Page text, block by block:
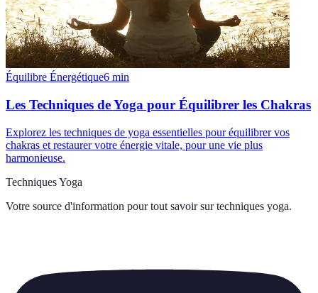
Équilibre Énergétique6 min
Les Techniques de Yoga pour Équilibrer les Chakras
Explorez les techniques de yoga essentielles pour équilibrer vos
chakras et restaurer votre énergie vitale, pour une vie plus
harmonieuse.
Techniques Yoga
Votre source d'information pour tout savoir sur techniques yoga.